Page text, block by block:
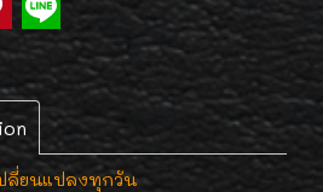
ปลี่ยนแปลงทุกวัน